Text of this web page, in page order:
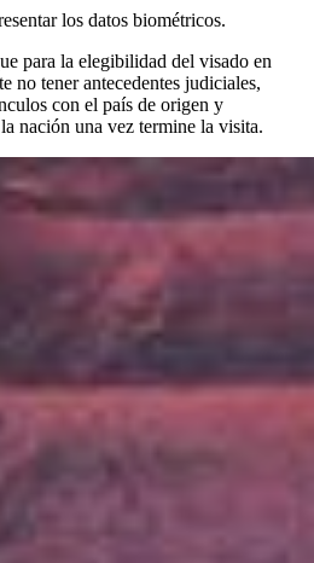
los datos biométricos.
para la elegibilidad del visado en
no tener antecedentes judiciales,
con el país de origen y
nación una vez termine la visita.